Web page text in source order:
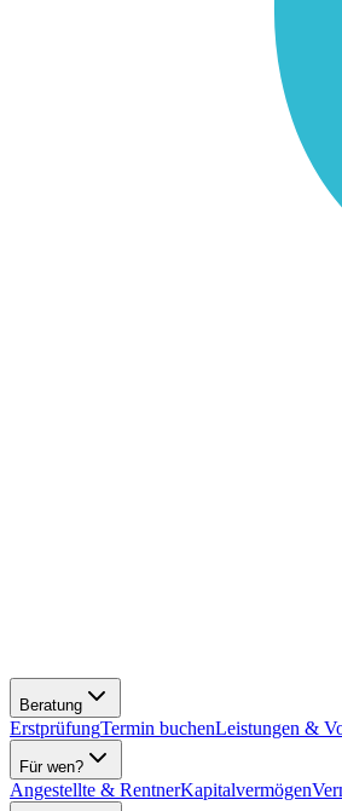
Beratung
ErstprüfungTermin buchenLeistungen &
Für wen?
Angestellte & RentnerKapitalvermögen